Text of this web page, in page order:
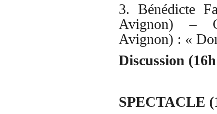
3. Bénédicte
Avignon) –
Avignon) : «
Discussion
SPECTACLE